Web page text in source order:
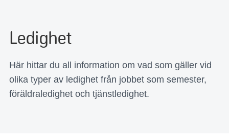
Ledighet
Här hittar du all information om vad som gäller vid
olika typer av ledighet från jobbet som semester,
föräldraledighet och tjänstledighet.